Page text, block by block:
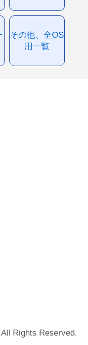
その他、全OS
用一覧
Rights Reserved.